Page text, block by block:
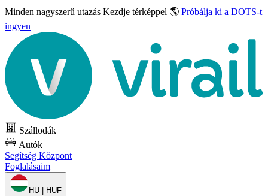
Minden nagyszerű utazás Kezdje térképpel 🌎 Próbálja ki a DOTS-t
ingyen
Szállodák
Autók
Segítség Központ
Foglalásaim
HU | HUF